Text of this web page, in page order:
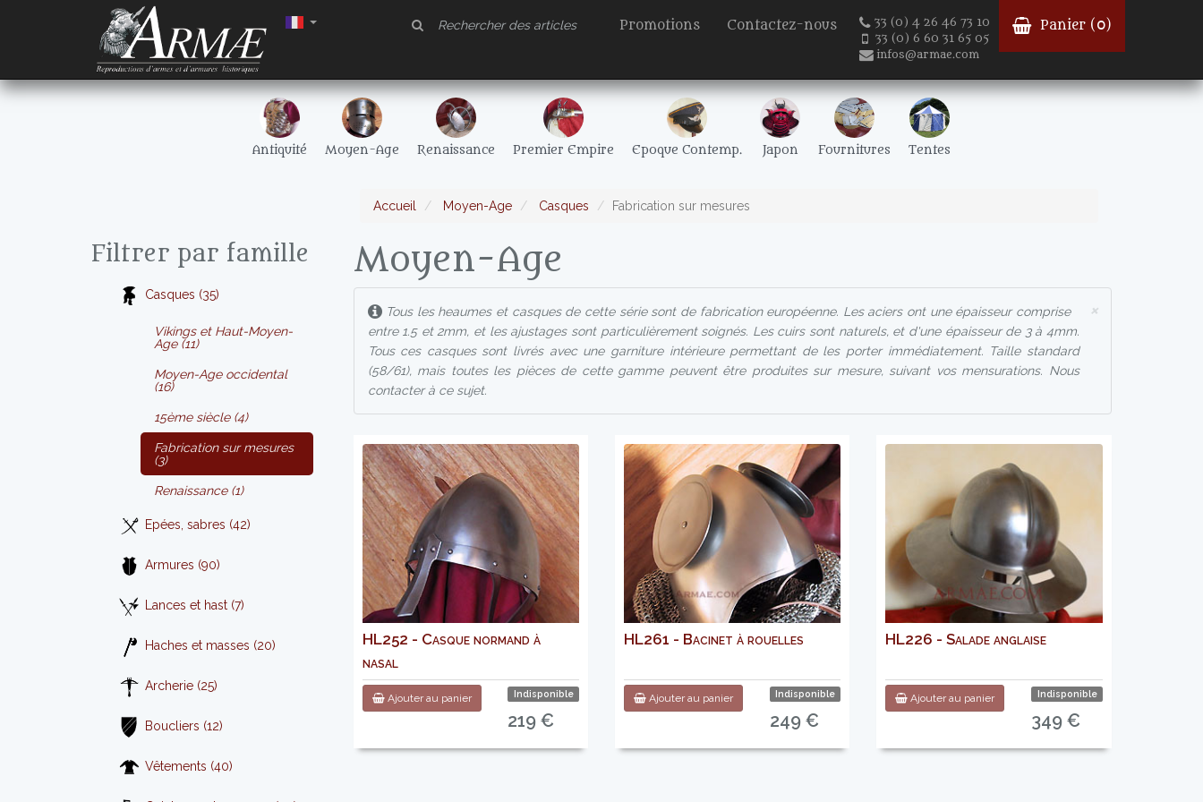
Promotions Contactez-nous
33 (0) 4 26 46 73 10
33 (0) 6 60 31 65 05
infos@armae.com
Panier ( 0)
Antiquité Moyen-Age Renaissance Premier Empire Epoque Contemp. Japon Fournitures Tentes
Accueil Moyen-Age Casques Fabrication sur mesures
Filtrer par famille
Casques (35)
Vikings et Haut-Moyen-
Age (11)
Moyen-Age occidental
(16)
15ème siècle (4)
Fabrication sur mesures
(3)
Renaissance (1)
Epées, sabres (42)
Armures (90)
Lances et hast (7)
Haches et masses (20)
Archerie (25)
Boucliers (12)
Vêtements (40)
Moyen-Age
×
Tous les heaumes et casques de cette série sont de fabrication européenne. Les aciers ont une épaisseur comprise
entre 1.5 et 2mm, et les ajustages sont particulièrement soignés. Les cuirs sont naturels, et d'une épaisseur de 3 à 4mm.
Tous ces casques sont livrés avec une garniture intérieure permettant de les porter immédiatement. Taille standard
(58/61), mais toutes les pièces de cette gamme peuvent être produites sur mesure, suivant vos mensurations. Nous
contacter à ce sujet.
HL252 - Casque normand à
nasal
Ajouter au panier Indisponible
219 €
HL261 - Bacinet à rouelles
Ajouter au panier Indisponible
249 €
HL226 - Salade anglaise
Ajouter au panier Indisponible
349 €